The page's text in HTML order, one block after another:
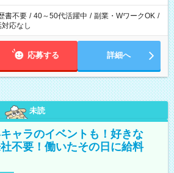
書不要 / 40～50代活躍中 / 副業・WワークOK /
対応なし
応募する 詳細へ
未読
ャラのイベントも！好きな
不要！働いたその日に給料